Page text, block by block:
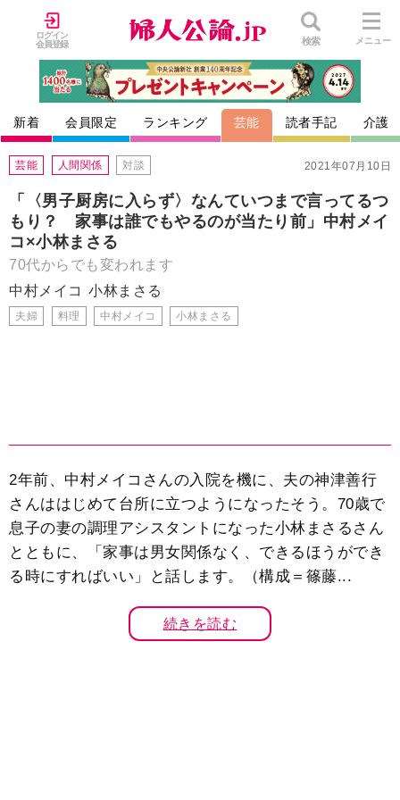
ログイン
会員登録
検索 メニュー
新着 会員限定 ランキング 芸能 読者手記 介護
2021年07月10日
芸能 人間関係 対談
「〈男子厨房に入らず〉なんていつまで言ってるつ
もり？ 家事は誰でもやるのが当たり前」中村メイ
コ×小林まさる
70代からでも変われます
中村メイコ
小林まさる
夫婦 料理 中村メイコ 小林まさる
2年前、中村メイコさんの入院を機に、夫の神津善行
さんははじめて台所に立つようになったそう。70歳で
息子の妻の調理アシスタントになった小林まさるさん
とともに、「家事は男女関係なく、できるほうができ
る時にすればいい」と話します。（構成＝篠藤...
続きを読む